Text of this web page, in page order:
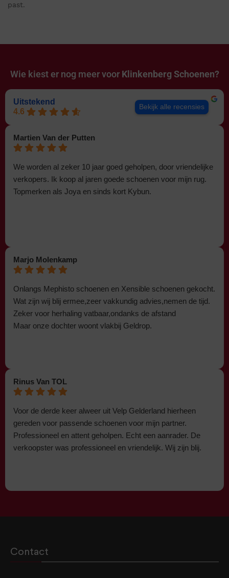
past.
Wie kiest er nog meer voor Klinkenberg Schoenen?
Uitstekend
4.6
Bekijk alle recensies
Martien Van der Putten
We worden al zeker 10 jaar goed geholpen, door vriendelijke
verkopers. Ik koop al jaren goede schoenen voor mijn rug.
Topmerken als Joya en sinds kort Kybun.
Marjo Molenkamp
Onlangs Mephisto schoenen en Xensible schoenen gekocht.
Wat zijn wij blij ermee,zeer vakkundig advies,nemen de tijd.
Zeker voor herhaling vatbaar,ondanks de afstand
Maar onze dochter woont vlakbij Geldrop.
Rinus Van TOL
Voor de derde keer alweer uit Velp Gelderland hierheen
gereden voor passende schoenen voor mijn partner.
Professioneel en attent geholpen. Echt een aanrader. De
verkoopster was professioneel en vriendelijk. Wij zijn blij.
Contact